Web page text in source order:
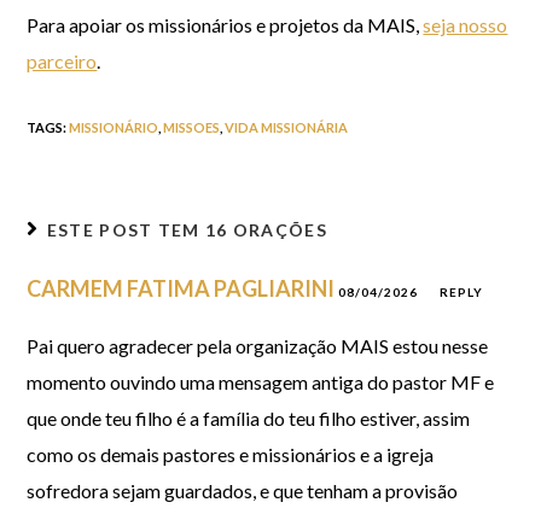
Para apoiar os missionários e projetos da MAIS,seja nosso
parceiro.
TAGS:MISSIONÁRIO MISSOES VIDA MISSIONÁRIA
ESTE POST TEM 16 ORAÇÕES
CARMEM FATIMA PAGLIARINI 08/04/2026 REPLY
Pai quero agradecer pela organização MAIS estou nesse
momento ouvindo uma mensagem antiga do pastor MF e
que onde teu filho é a família do teu filho estiver, assim
como os demais pastores e missionários e a igreja
sofredora sejam guardados, e que tenham a provisão